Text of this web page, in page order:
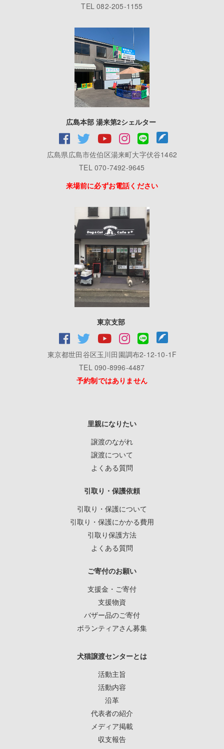
TEL 082-205-1155
広島本部 湯来第2シェルター
広島県広島市佐伯区湯来町大字伏谷1462
TEL 070-7492-9645
来場前に必ずお電話ください
東京支部
東京都世田谷区玉川田園調布2-12-10-1F
TEL 090-8996-4487
予約制ではありません
里親になりたい
譲渡のながれ
譲渡について
よくある質問
引取り・保護依頼
引取り・保護について
引取り・保護にかかる費用
引取り保護方法
よくある質問
ご寄付のお願い
支援金・ご寄付
支援物資
バザー品のご寄付
ボランティアさん募集
犬猫譲渡センターとは
活動主旨
活動内容
沿革
代表者の紹介
メディア掲載
収支報告